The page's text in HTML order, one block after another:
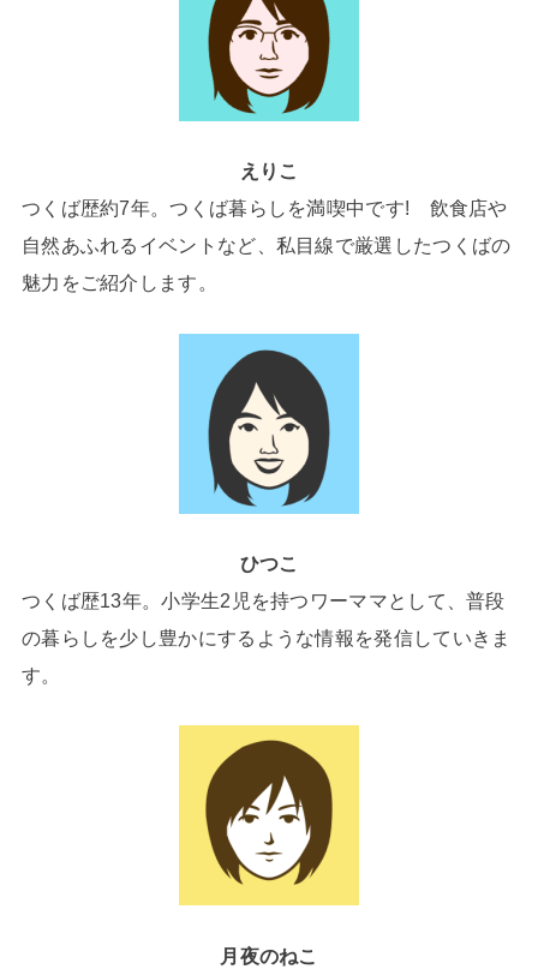
えりこ
つくば歴約7年。つくば暮らしを満喫中です! 飲食店や
自然あふれるイベントなど、私目線で厳選したつくばの
魅力をご紹介します。
ひつこ
つくば歴13年。小学生2児を持つワーママとして、普段
の暮らしを少し豊かにするような情報を発信していきま
す。
月夜のねこ